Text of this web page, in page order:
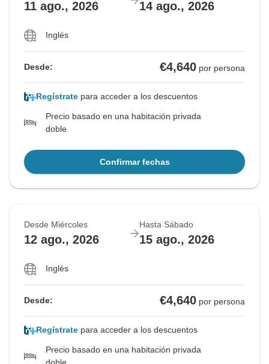
11 ago., 2026 14 ago., 2026
Inglés
Desde: €4,640 por persona
Regístrate para acceder a los descuentos
Precio basado en una habitación privada
doble
Confirmar fechas
Desde Miércoles
12 ago., 2026
Hasta Sábado
15 ago., 2026
Inglés
Desde: €4,640 por persona
Regístrate para acceder a los descuentos
Precio basado en una habitación privada